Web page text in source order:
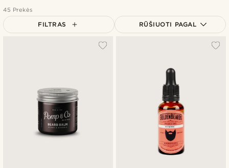
45 Prekės
FILTRAS RŪŠIUOTI PAGAL